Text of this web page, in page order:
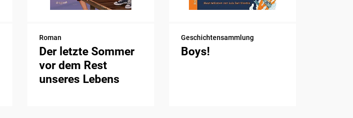
Roman
Der letzte Sommer
vor dem Rest
unseres Lebens
Geschichtensammlung
Boys!